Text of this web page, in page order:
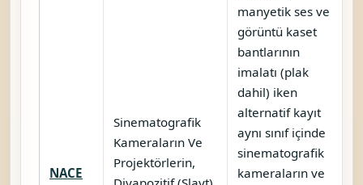
NACE
Sinematografik
Kameraların Ve
Projektörlerin,
manyetik ses ve
görüntü kaset
bantlarının
imalatı (plak
dahil) iken
alternatif kayıt
aynı sınıf içinde
sinematografik
kameraların ve